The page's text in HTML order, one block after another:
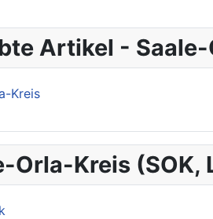
Artikel - Saale-
Kreis
Orla-Kreis (SOK,